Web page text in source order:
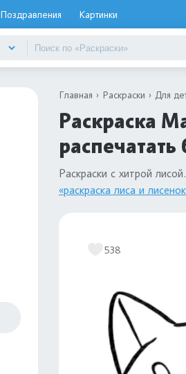
Поздравления Картинки
Главная Раскраски Для
Раскраска
распечатать
Раскраски с хитрой лисой.
«раскраска лиса и
538